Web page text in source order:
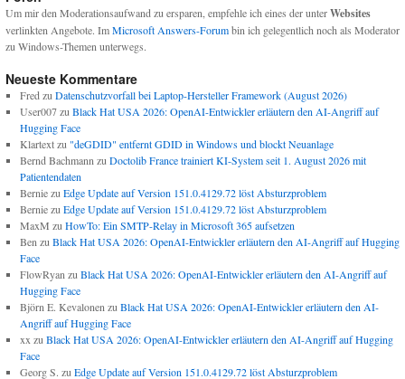
Um mir den Moderationsaufwand zu ersparen, empfehle ich eines der unterWebsites
verlinkten Angebote. ImMicrosoft Answers-Forumbin ich gelegentlich noch als Moderator
zu Windows-Themen unterwegs.
Neueste Kommentare
Fred zu Datenschutzvorfall bei Laptop-Hersteller Framework (August 2026)
User007zu Black Hat USA 2026: OpenAI-Entwickler erläutern den AI-Angriff auf
Hugging Face
Klartextzu "deGDID" entfernt GDID in Windows und blockt Neuanlage
Bernd Bachmann zu Doctolib France trainiert KI-System seit 1. August 2026 mit
Patientendaten
Berniezu Edge Update auf Version 151.0.4129.72 löst Absturzproblem
Berniezu Edge Update auf Version 151.0.4129.72 löst Absturzproblem
MaxM zu HowTo: Ein SMTP-Relay in Microsoft 365 aufsetzen
Ben zu Black Hat USA 2026: OpenAI-Entwickler erläutern den AI-Angriff auf Hugging
Face
FlowRyan zu Black Hat USA 2026: OpenAI-Entwickler erläutern den AI-Angriff auf
Hugging Face
Björn E. Kevalonen zu Black Hat USA 2026: OpenAI-Entwickler erläutern den AI-
Angriff auf Hugging Face
xx zu Black Hat USA 2026: OpenAI-Entwickler erläutern den AI-Angriff auf Hugging
Face
Georg S. zu Edge Update auf Version 151.0.4129.72 löst Absturzproblem